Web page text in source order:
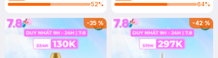
52%
64%
-35% -42%